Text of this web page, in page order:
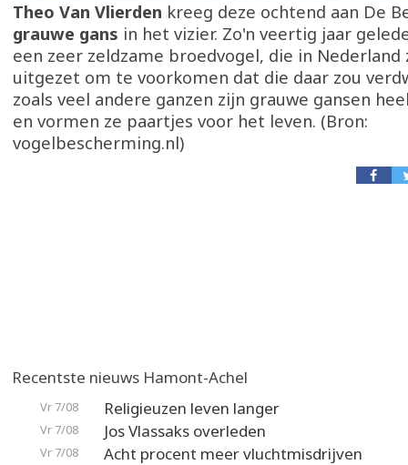
Theo Van Vlierden kreeg deze ochtend aan De
grauwe gans in het vizier. Zo'n veertig jaar
een zeer zeldzame broedvogel, die in Nederland
uitgezet om te voorkomen dat die daar zou
zoals veel andere ganzen zijn grauwe gansen
en vormen ze paartjes voor het leven. (Bron:
vogelbescherming.nl)
Recentste nieuws Hamont-Achel
Vr 7/08 Religieuzen leven langer
Vr 7/08 Jos Vlassaks overleden
Vr 7/08 Acht procent meer vluchtmisdrijven